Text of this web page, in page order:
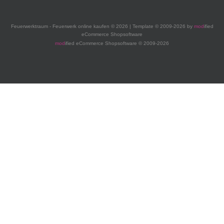
Feuerwerktraum - Feuerwerk online kaufen © 2026 | Template © 2009-2026 by modified
eCommerce Shopsoftware
modified eCommerce Shopsoftware © 2009-2026